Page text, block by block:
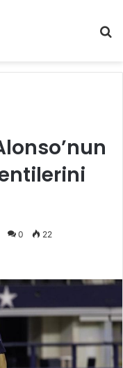
...
0 22